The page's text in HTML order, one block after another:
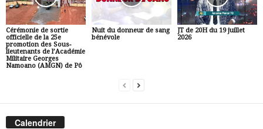
Cérémonie de sortie
officielle de la 25e
promotion des Sous-
lieutenants de l’Académie
Militaire Georges
Namoano (AMGN) de Pô
Nuit du donneur de sang
bénévole
JT de 20H du 19 juillet
2026
Calendrier